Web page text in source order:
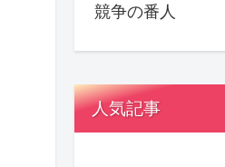
競争の番人
人気記事